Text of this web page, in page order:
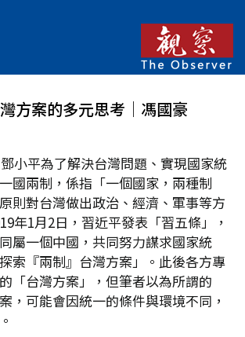
方案的多元思考│馮國豪
小平為了解決台灣問題、實現國家統
國兩制，係指「一個國家，兩種制
則對台灣做出政治、經濟、軍事等方
年1月2日，習近平發表「習五條」，
屬一個中國，共同努力謀求國家統
索『兩制』台灣方案」。此後各方專
「台灣方案」，但筆者以為所謂的
，可能會因統一的條件與環境不同，